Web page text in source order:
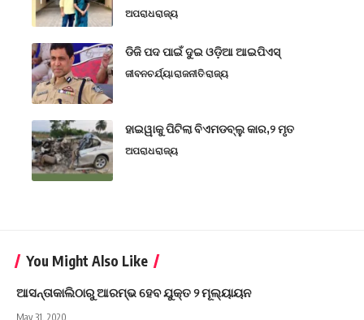
ଅପରାଧରାଜ୍ୟ
ଡିଜି ପଦ ପାଇଁ ଦୁଇ ଓଡ଼ିଆ ଆଇପିଏସ୍
ଜୀବନଚର୍ଯ୍ୟାରାଜନୀତିରାଜ୍ୟ
ହାଇୱାକୁ ପିଟିଲା ବିଏମଡବ୍ଲୁ କାର,୨ ମୃତ
ଅପରାଧରାଜ୍ୟ
You Might Also Like
ଆସନ୍ତାକାଲିଠାରୁ ଆରମ୍ଭ ହେବ ଯୁକ୍ତ ୨ ମୂଲ୍ୟାୟନ
May 31, 2020